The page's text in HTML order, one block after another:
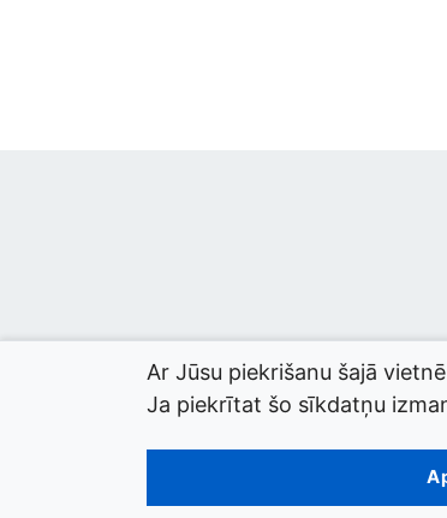
© 2026 termini.gov.lv. Izstrādātājs:
Ar Jūsu piekrišanu šajā
Ja piekrītat šo sīkdatņu